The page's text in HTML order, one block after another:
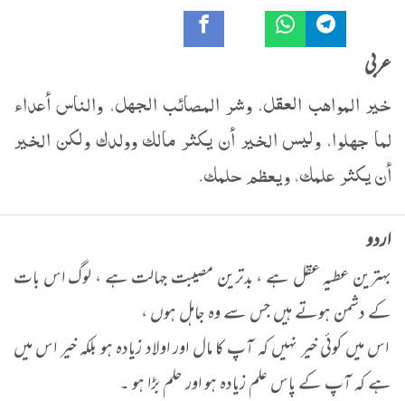
عربی
خير المواهب العقل، وشر المصائب الجهل، والناس أعداء
لما جهلوا، وليس الخير أن يكثر مالك وولدك ولكن الخير
أن يكثر علمك، ويعظم حلمك.
اردو
بہترین عطیہ عقل ہے ، بدترین مصیبت جہالت ہے ، لوگ اس بات
کے دشمن ہوتے ہیں جس سے وہ جاہل ہوں ،
اس میں کوئی خیر نہیں کہ آپ کا مال اور اولاد زیادہ ہو بلکہ خیر اس میں
ہے کہ آپ کے پاس علم زیادہ ہو اور حلم بڑا ہو ۔